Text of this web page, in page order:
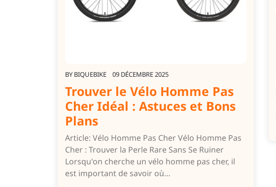
BY BIQUEBIKE 09 DÉCEMBRE 2025
Trouver le Vélo Homme Pas
Cher Idéal : Astuces et Bons
Plans
Article: Vélo Homme Pas Cher Vélo Homme Pas
Cher : Trouver la Perle Rare Sans Se Ruiner
Lorsqu'on cherche un vélo homme pas cher, il
est important de savoir où…